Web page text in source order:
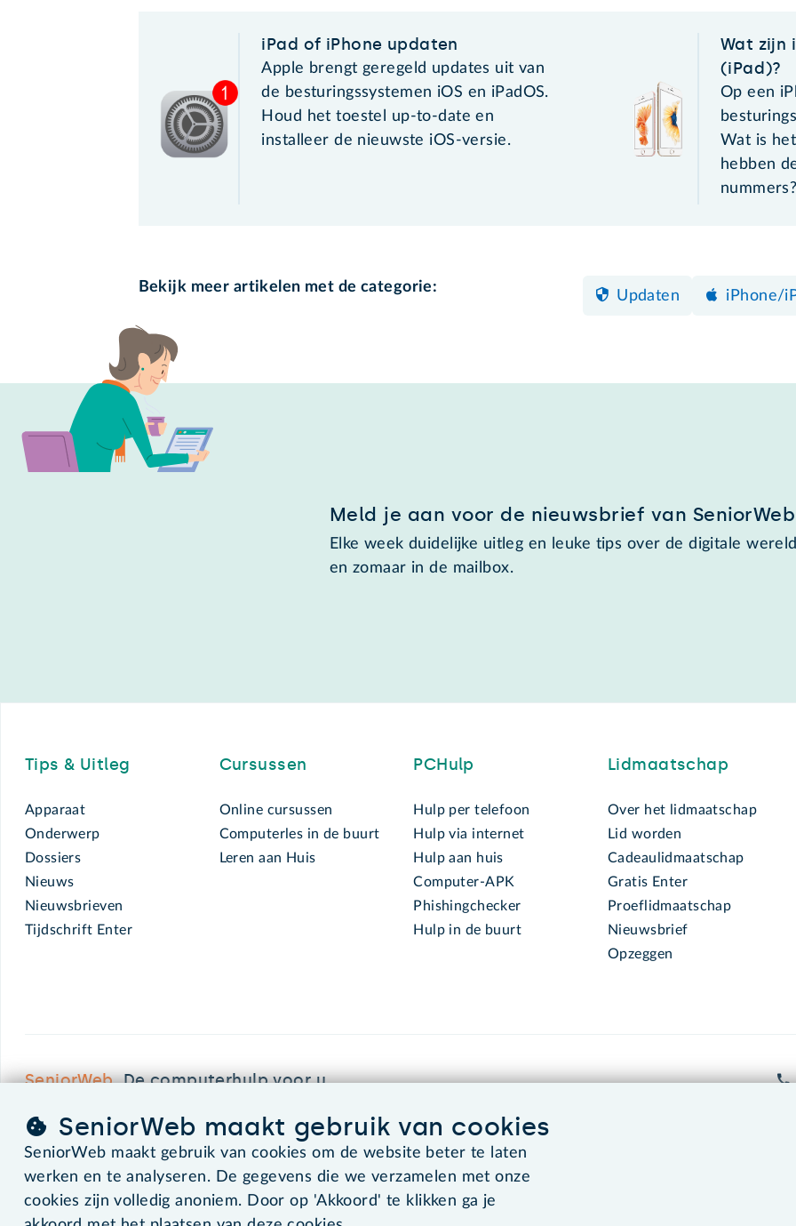
iPad of iPhone updaten
Apple brengt geregeld updates uit van
de besturingssystemen iOS en iPadOS.
Houd het toestel up-to-date en
installeer de nieuwste iOS-versie.
Wat zijn
(iPad)?
Op een
Wat is
hebben
Bekijk meer artikelen met de categorie:
Updaten iPhone/
Meld je aan voor de nieuwsbrief van SeniorWeb
Elke week duidelijke uitleg en leuke tips over de digitale
en zomaar in de mailbox.
Tips & Uitleg
Apparaat
Onderwerp
Dossiers
Nieuws
Nieuwsbrieven
Tijdschrift Enter
Cursussen
Online cursussen
Computerles in de buurt
Leren aan Huis
PCHulp
Hulp per telefoon
Hulp via internet
Hulp aan huis
Computer-APK
Phishingchecker
Hulp in de buurt
Lidmaatschap
Over het lidmaatschap
Lid worden
Cadeaulidmaatschap
Gratis Enter
Proeflidmaatschap
Nieuwsbrief
Opzeggen
SeniorWeb.De computerhulp voor u.
©2026 SeniorWeb
SeniorWeb maakt gebruik van cookies
SeniorWeb maakt gebruik van cookies om de website beter te laten
werken en te analyseren. De gegevens die we verzamelen met onze
cookies zijn volledig anoniem. Door op 'Akkoord' te klikken ga je